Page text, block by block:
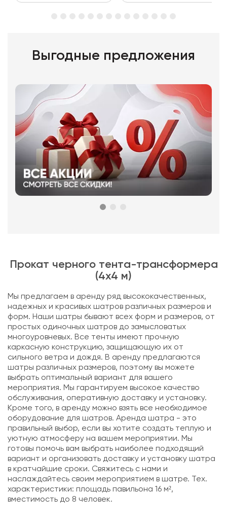
Выгодные предложения
Прокат черного тента-трансформера
(4х4 м)
Мы предлагаем в аренду ряд высококачественных,
надежных и красивых шатров различных размеров и
форм. Наши шатры бывают всех форм и размеров, от
простых одиночных шатров до замысловатых
многоуровневых. Все тенты имеют прочную
каркасную конструкцию, защищающую их от
сильного ветра и дождя. В аренду предлагаются
шатры различных размеров, поэтому вы можете
выбрать оптимальный вариант для вашего
мероприятия. Мы гарантируем высокое качество
обслуживания, оперативную доставку и установку.
Кроме того, в аренду можно взять все необходимое
оборудование для шатров. Аренда шатра - это
правильный выбор, если вы хотите создать теплую и
уютную атмосферу на вашем мероприятии. Мы
готовы помочь вам выбрать наиболее подходящий
вариант и организовать доставку и установку шатра
в кратчайшие сроки. Свяжитесь с нами и
наслаждайтесь своим мероприятием в шатре. Тех.
характеристики: площадь павильона 16 м²,
вместимость до 8 человек.